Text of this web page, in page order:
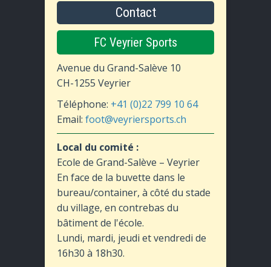
Contact
FC Veyrier Sports
Avenue du Grand-Salève 10
CH-1255 Veyrier
Téléphone: +41 (0)22 799 10 64
Email: foot@veyriersports.ch
Local du comité :
Ecole de Grand-Salève – Veyrier
En face de la buvette dans le
bureau/container, à côté du stade
du village, en contrebas du
bâtiment de l'école.
Lundi, mardi, jeudi et vendredi de
16h30 à 18h30.